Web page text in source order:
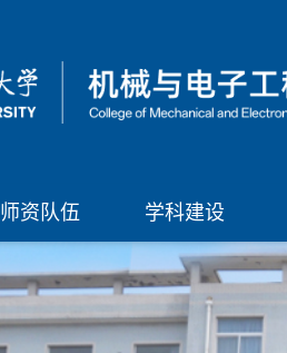
师资队伍 学科建设